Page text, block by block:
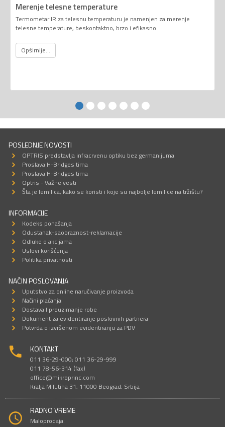
Merenje telesne temperature
Termometar IR za telesnu temperaturu je namenjen za merenje
telesne temperature, beskontaktno, brzo i efikasno.
Opširnije...
POSLEDNJE NOVOSTI
OPTRIS predstavlja infracrvenu optiku bez germanijuma
Proslava H-Bridges tima
Proslava H-Bridges tima
Optris - Važne vesti
Šta je lemilica, kako se koristi i koje su najbolje lemilice na tržištu?
INFORMACIJE
Kodeks ponašanja
Odustanak-saobraznost-reklamacije
Odluke o akcijama
Uslovi korišćenja
Politika privatnosti
NAČIN POSLOVANJA
Uputstvo za online naručivanje proizvoda
Načini plaćanja
Dostava I preuzimanje robe
Dokument za evidentiranje poslovnih partnera
Potvrda o izvršenom evidentiranju za PDV
KONTAKT
011 36-29-000; 011 36-29-999
011 78-56-314 (fax)
office@mikroprinc.com
Kralja Milutina 31, 11000 Beograd, Srbija
RADNO VREME
Maloprodaja: